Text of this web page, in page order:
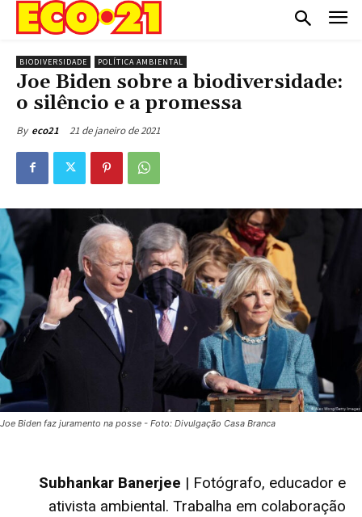
BIODIVERSIDADE POLÍTICA AMBIENTAL
Joe Biden sobre a biodiversidade:
o silêncio e a promessa
By eco21 21 de janeiro de 2021
Joe Biden faz juramento na posse - Foto: Divulgação Casa Branca
Subhankar Banerjee | Fotógrafo, educador e
ativista ambiental. Trabalha em colaboração